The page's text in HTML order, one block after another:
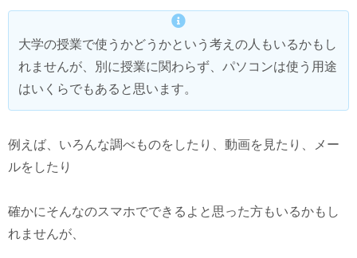
大学の授業で使うかどうかという考えの人もいるかもし
れませんが、別に授業に関わらず、パソコンは使う用途
はいくらでもあると思います。
例えば、いろんな調べものをしたり、動画を見たり、メー
ルをしたり
確かにそんなのスマホでできるよと思った方もいるかもし
れませんが、